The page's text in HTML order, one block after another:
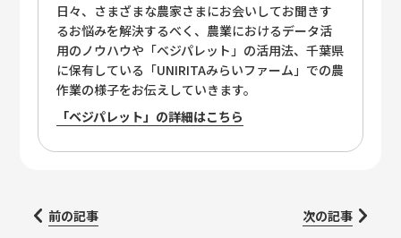
日々、さまざまな農家さまにお会いしてお聞きす
るお悩みを解決するべく、農業におけるデータ活
用のノウハウや「ベジパレット」の活用法、千葉県
に保有している「UNIRITAみらいファーム」での農
作業の様子をお伝えしていきます。
「ベジパレット」の詳細はこちら
前の記事 次の記事